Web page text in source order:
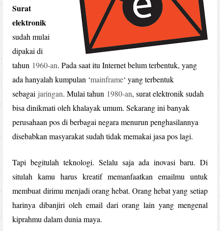
Surat
elektronik
sudah mulai
dipakai di
tahun 1960-an. Pada saat itu Internet belum terbentuk, yang
ada hanyalah kumpulan ‘mainframe‘ yang terbentuk
sebagai jaringan. Mulai tahun 1980-an, surat elektronik sudah
bisa dinikmati oleh khalayak umum. Sekarang ini banyak
perusahaan pos di berbagai negara menurun penghasilannya
disebabkan masyarakat sudah tidak memakai jasa pos lagi.
Tapi begitulah teknologi. Selalu saja ada inovasi baru. Di
situlah kamu harus kreatif memanfaatkan emailmu untuk
membuat dirimu menjadi orang hebat. Orang hebat yang setiap
harinya dibanjiri oleh email dari orang lain yang mengenal
kiprahmu dalam dunia maya.